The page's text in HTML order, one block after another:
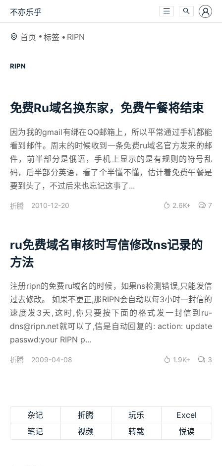
不亦乐乎
首页 标签 RIPN
RIPN
免费Ru域名换东家，免费午餐将结束
因为我的gmail有绑在QQ邮箱上，所以平常通过手机都能
看到邮件。周末的时候收到一条免费ru域名官方发来的邮
件，前半部分是俄语，手机上显示的是有规则的符号乱
码，后半部分英语，看了个半懂不懂，估计着免费午餐是
要到头了，不过后来也忘记这事了...
折腾 2010-12-20 2.6K+ 7
ru免费域名审核时写信修改ns记录的
方法
注册ripn的免费ru域名的时候，如果ns检测错误,只能发信
过去修改。 如果不更正,那RIPN会自动以每3小时一封信的
速度发3天,这时,你只要按下面的格式发一封信到ru-
dns@ripn.net就可以了,信是自动回复的: action: update
passwd:your RIPN p...
折腾 2009-04-08 1.9K+ 3
杂记 折腾 玩乐
Excel
笔记
视频 转载 悦读